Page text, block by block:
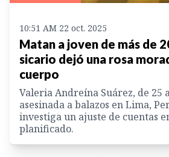
10:51 AM 22 oct. 2025
Matan a joven de más de
sicario dejó una rosa
cuerpo
Valeria Andreína Suárez, de 25
asesinada a balazos en Lima,
investiga un ajuste de cuentas
planificado.